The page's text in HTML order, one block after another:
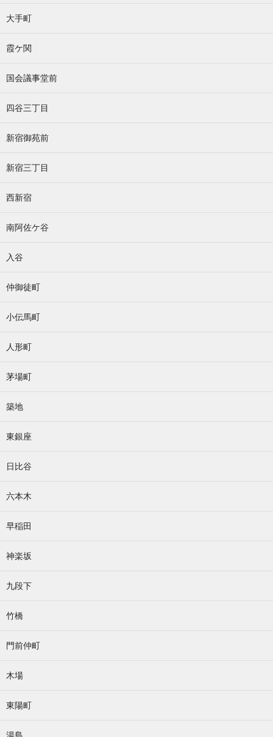
大手町
霞ケ関
国会議事堂前
四谷三丁目
新宿御苑前
新宿三丁目
西新宿
南阿佐ケ谷
入谷
仲御徒町
小伝馬町
人形町
茅場町
築地
東銀座
日比谷
六本木
早稲田
神楽坂
九段下
竹橋
門前仲町
木場
東陽町